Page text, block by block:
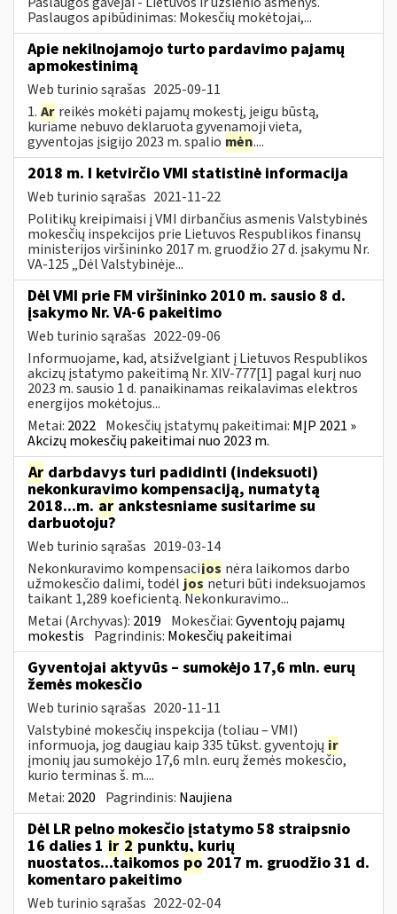
Paslaugos apibūdinimas: Mokesčių mokėtojai,...
Apie nekilnojamojo turto pardavimo pajamų
apmokestinimą
Web turinio sąrašas 2025-09-11
1. Ar reikės mokėti pajamų mokestį, jeigu būstą,
kuriame nebuvo deklaruota gyvenamoji vieta,
gyventojas įsigijo 2023 m. spalio mėn....
2018 m. I ketvirčio VMI statistinė informacija
Web turinio sąrašas 2021-11-22
Politikų kreipimaisi į VMI dirbančius asmenis Valstybinės
mokesčių inspekcijos prie Lietuvos Respublikos finansų
ministerijos viršininko 2017 m. gruodžio 27 d. įsakymu Nr.
VA-125 „Dėl Valstybinėje...
Dėl VMI prie FM viršininko 2010 m. sausio 8 d.
įsakymo Nr. VA-6 pakeitimo
Web turinio sąrašas 2022-09-06
Informuojame, kad, atsižvelgiant į Lietuvos Respublikos
akcizų įstatymo pakeitimą Nr. XIV-777[1] pagal kurį nuo
2023 m. sausio 1 d. panaikinamas reikalavimas elektros
energijos mokėtojus...
Metai: 2022 Mokesčių įstatymų pakeitimai: MĮP 2021 »
Akcizų mokesčių pakeitimai nuo 2023 m.
Ar darbdavys turi padidinti (indeksuoti)
nekonkuravimo kompensaciją, numatytą
2018...m. ar ankstesniame susitarime su
darbuotoju?
Web turinio sąrašas 2019-03-14
Nekonkuravimo kompensacijos nėra laikomos darbo
užmokesčio dalimi, todėl josneturi būti indeksuojamos
taikant 1,289 koeficientą. Nekonkuravimo...
Metai (Archyvas): 2019 Mokesčiai:Gyventojų pajamų
mokestis Pagrindinis: Mokesčių pakeitimai
Gyventojai aktyvūs – sumokėjo 17,6 mln. eurų
žemės mokesčio
Web turinio sąrašas 2020-11-11
Valstybinė mokesčių inspekcija (toliau – VMI)
informuoja, jog daugiau kaip 335 tūkst. gyventojų ir
įmonių jau sumokėjo 17,6 mln. eurų žemės mokesčio,
kurio terminas š. m....
Metai: 2020 Pagrindinis: Naujiena
Dėl LR pelno mokesčio įstatymo 58 straipsnio
16 dalies 1 ir 2 punktų, kurių
nuostatos...taikomos po 2017 m. gruodžio 31 d.
komentaro pakeitimo
Web turinio sąrašas 2022-02-04